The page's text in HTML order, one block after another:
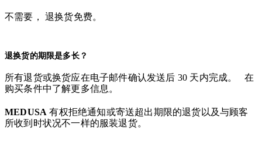
不需要， 退换货免费。
退换货的期限是多长？
所有退货或换货应在电子邮件确认发送后 30 天内完成。 在
购买条件中了解更多信息。
MEDUSA有权拒绝通知或寄送超出期限的退货以及与顾客
所收到时状况不一样的服装退货。